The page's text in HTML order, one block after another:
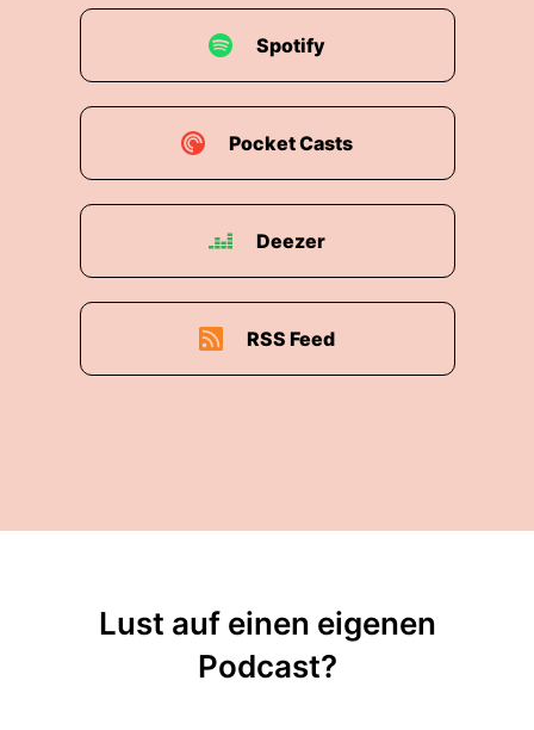
Spotify
Pocket Casts
Deezer
RSS Feed
Lust auf einen eigenen
Podcast?